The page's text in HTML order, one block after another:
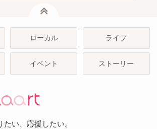
ローカル ライフ
イベント ストーリー
い、応援したい。